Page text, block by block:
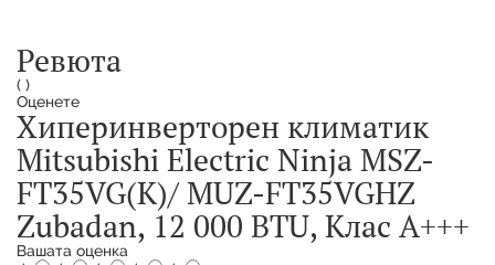
Ревюта
( )
Оценете
Хиперинверторен климатик
Mitsubishi Electric Ninja MSZ-
FT35VG(K)/ MUZ-FT35VGHZ
Zubadan, 12 000 BTU, Клас A+++
Вашата оценка